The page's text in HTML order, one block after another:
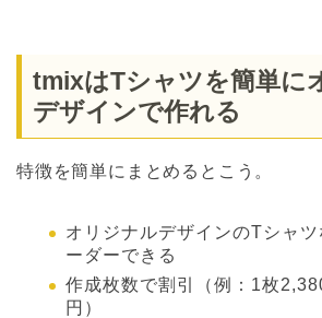
tmixはTシャツを簡単に
デザインで作れる
特徴を簡単にまとめるとこう。
オリジナルデザインのTシャ
ーダーできる
作成枚数で割引（例：1枚
円）